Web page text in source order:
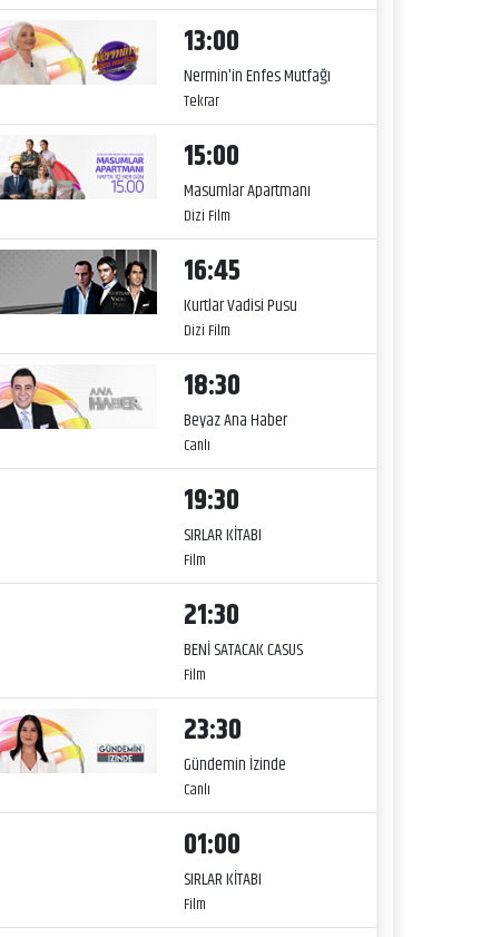
13:00
Nermin'in Enfes Mutfağı
Tekrar
15:00
Masumlar Apartmanı
Dizi Film
16:45
Kurtlar Vadisi Pusu
Dizi Film
18:30
Beyaz Ana Haber
Canlı
19:30
SIRLAR KİTABI
Film
21:30
BENİ SATACAK CASUS
Film
23:30
Gündemin İzinde
Canlı
01:00
SIRLAR KİTABI
Film